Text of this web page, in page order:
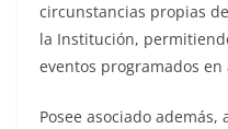
circunstancias propias
la Institución,
eventos programados
Posee asociado además,